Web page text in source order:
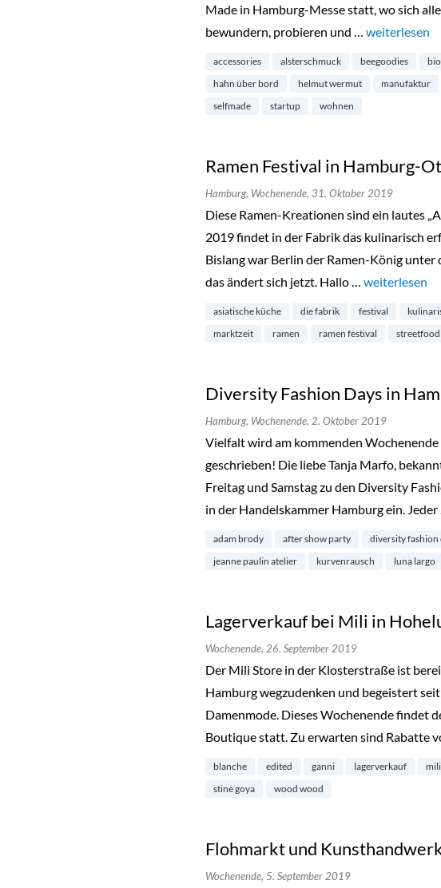
Made in Hamburg-Messe statt, wo sich
bewundern, probieren und … „Made in
weiterlesen
accessories alsterschmuck beegoodies
hahn über bord
helmut wermut manufaktur
selfmade
startup wohnen
Ramen Festival in Hamburg-
Hamburg, Wochenende, 31. Oktober 2019
Diese Ramen-Kreationen sind ein lautes
2019 findet in der Fabrik das kulinarisch
Bislang war Berlin der Ramen-König unter
das ändert sich jetzt. Hallo … „Ramen
weiterlesen
asiatische küche die fabrik festival
marktzeit
ramen ramen festival streetfood
Diversity Fashion Days in
Hamburg, Wochenende, 2. Oktober 2019
Vielfalt wird am kommenden
geschrieben! Die liebe Tanja Marfo,
Freitag und Samstag zu den Diversity
in der Handelskammer Hamburg ein.
adam brody after show party diversity fashion
jeanne paulin atelier
kurvenrausch luna largo
Lagerverkauf bei Mili in
Wochenende, 26. September 2019
Der Mili Store in der Klosterstraße ist
Hamburg wegzudenken und begeistert
Damenmode. Dieses Wochenende findet
Boutique statt. Zu erwarten sind Rabatte
blanche edited ganni lagerverkauf
stine goya
wood wood
Flohmarkt und
Wochenende, 5. September 2019